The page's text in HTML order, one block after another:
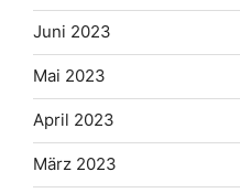
Juni 2023
Mai 2023
April 2023
März 2023